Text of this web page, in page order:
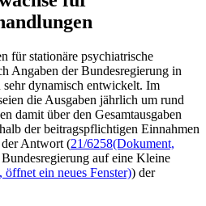
für stationäre psychiatrische
Angaben der Bundesregierung in
sehr dynamisch entwickelt. Im
die Ausgaben jährlich um rund
damit über den Gesamtausgaben
der beitragspflichtigen Einnahmen
der Antwort (21/6258(Dokument,
auf eine Kleine
ein neues Fenster)) der